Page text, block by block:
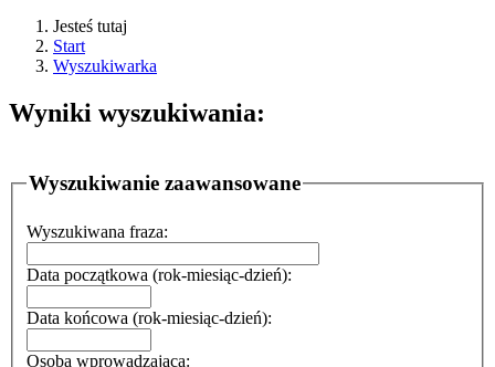
Jesteś tutaj
Start
Wyszukiwarka
Wyniki wyszukiwania:
Wyszukiwanie zaawansowane
Wyszukiwana fraza:
Data początkowa (rok-miesiąc-dzień):
Data końcowa (rok-miesiąc-dzień):
Osoba wprowadzająca: